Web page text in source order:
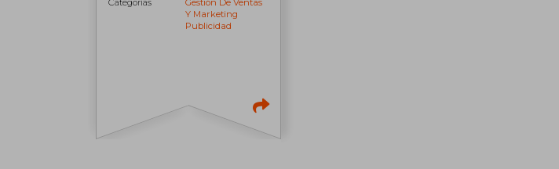
Categorías
Gestión De Ventas
Y Marketing
Publicidad